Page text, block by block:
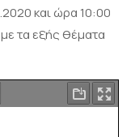
και ώρα 10:00
τα εξής θέματα